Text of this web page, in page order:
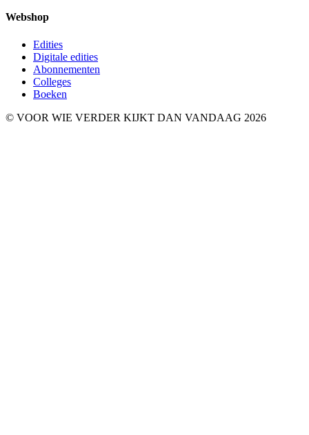
Webshop
Edities
Digitale edities
Abonnementen
Colleges
Boeken
© VOOR WIE VERDER KIJKT DAN VANDAAG 2026